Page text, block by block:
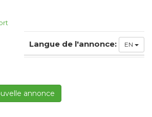
Langue de l'annonce: EN
annonce